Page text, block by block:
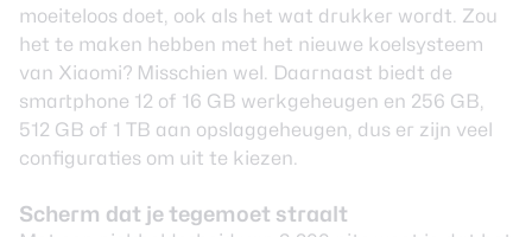
moeiteloos doet, ook als het wat drukker wordt. Zou
het te maken hebben met het nieuwe koelsysteem
van Xiaomi? Misschien wel. Daarnaast biedt de
smartphone 12 of 16 GB werkgeheugen en 256 GB,
512 GB of 1 TB aan opslaggeheugen, dus er zijn veel
configuraties om uit te kiezen.
Scherm dat je tegemoet straalt